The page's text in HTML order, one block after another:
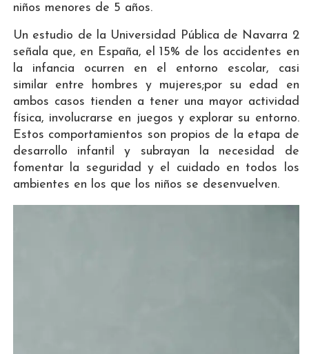
niños menores de 5 años.
Un estudio de la Universidad Pública de Navarra 2
señala que, en España, el 15% de los accidentes en
la infancia ocurren en el entorno escolar, casi
similar entre hombres y mujeres;por su edad en
ambos casos tienden a tener una mayor actividad
física, involucrarse en juegos y explorar su entorno.
Estos comportamientos son propios de la etapa de
desarrollo infantil y subrayan la necesidad de
fomentar la seguridad y el cuidado en todos los
ambientes en los que los niños se desenvuelven.